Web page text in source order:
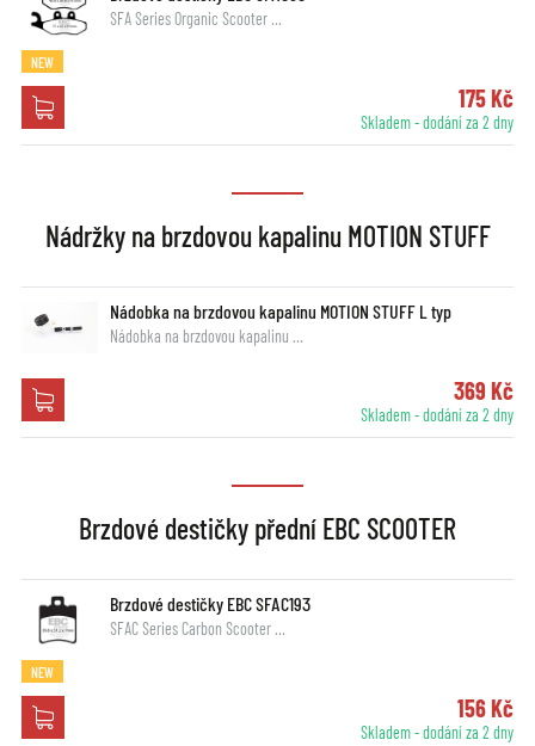
SFA Series Organic Scooter …
NEW
175 Kč
Skladem - dodání za 2 dny
Nádržky na brzdovou kapalinu MOTION STUFF
Nádobka na brzdovou kapalinu MOTION STUFF L typ
Nádobka na brzdovou kapalinu …
369 Kč
Skladem - dodání za 2 dny
Brzdové destičky přední EBC SCOOTER
Brzdové destičky EBC SFAC193
SFAC Series Carbon Scooter …
NEW
156 Kč
Skladem - dodání za 2 dny